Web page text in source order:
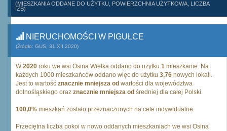
(MIESZKANIA ODDANE DO UŻYTKU, POWIERZCHNIA UŻYTKOWA, LICZBA
IZB)
NIERUCHOMOŚCI W PIGUŁCE
(Źródło: GUS, 31.XII.2020)
W2020 roku we wsi Osina Wielka oddano do użytku 1 mieszkanie. Na
każdych 1000 mieszkańców oddano więc do użytku 3,76 nowych lokali.
Jest to wartość znacznie mniejsza od wartości dla województwa
dolnośląskiego oraz znacznie mniejsza od średniej dla całej Polski.
100,0% mieszkań zostało przeznaczonych na cele indywidualne.
Przeciętna liczba pokoi w nowo oddanych mieszkaniach we wsi Osina